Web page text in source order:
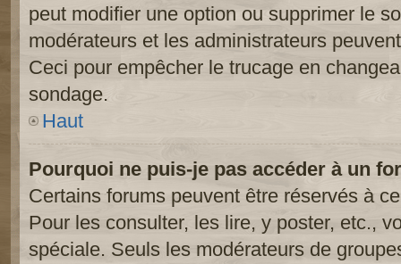
peut modifier une option ou supprimer le
modérateurs et les administrateurs
Ceci pour empêcher le trucage en
sondage.
Haut
Pourquoi ne puis-je pas accéder à un
Certains forums peuvent être réservés à
Pour les consulter, les lire, y poster, etc.,
spéciale. Seuls les modérateurs de